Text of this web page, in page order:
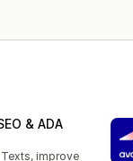
& ADA
improve